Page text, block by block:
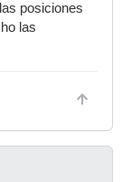
posiciones
las